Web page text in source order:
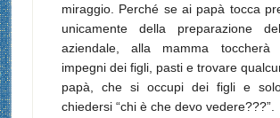
miraggio. Perché se ai papà tocca
unicamente della preparazione
aziendale, alla mamma toccherà
impegni dei figli, pasti e trovare
papà, che si occupi dei figli e
chiedersi “chi è che devo vedere???”.